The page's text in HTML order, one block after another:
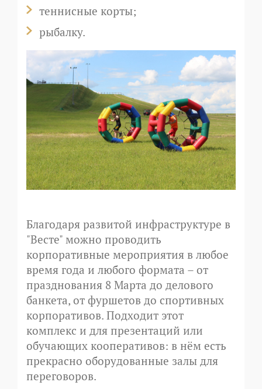
теннисные корты;
рыбалку.
Благодаря развитой инфраструктуре в
"Весте" можно проводить
корпоративные мероприятия в любое
время года и любого формата – от
празднования 8 Марта до делового
банкета, от фуршетов до спортивных
корпоративов. Подходит этот
комплекс и для презентаций или
обучающих кооперативов: в нём есть
прекрасно оборудованные залы для
переговоров.